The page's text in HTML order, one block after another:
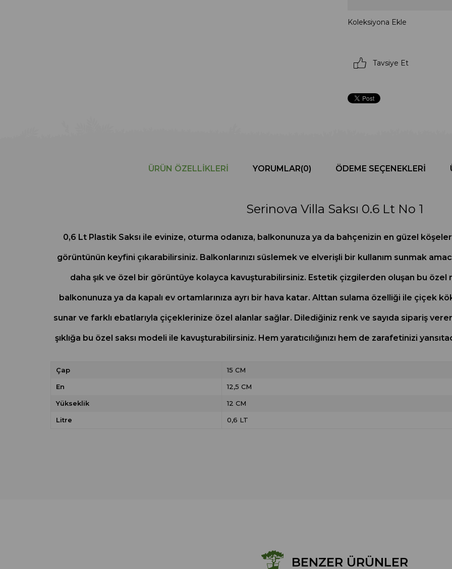
Koleksiyona Ekle
Tavsiye Et
ÜRÜN ÖZELLIKLERI YORUMLAR(0) ÖDEME SEÇENEKLERI
Serinova Villa Saksı 0.6 Lt No 1
0,6 Lt Plastik Saksı ile evinize, oturma odanıza, balkonunuza ya da bahçenizin en güzel
görüntünün keyfini çıkarabilirsiniz. Balkonlarınızı süslemek ve elverişli bir kullanım sunmak
daha şık ve özel bir görüntüye kolayca kavuşturabilirsiniz. Estetik çizgilerden oluşan bu
balkonunuza ya da kapalı ev ortamlarınıza ayrı bir hava katar. Alttan sulama özelliği ile çiçek
sunar ve farklı ebatlarıyla çiçeklerinize özel alanlar sağlar. Dilediğiniz renk ve sayıda sipariş
şıklığa bu özel saksı modeli ile kavuşturabilirsiniz. Hem yaratıcılığınızı hem de zarafetinizi
Çap 15 CM
En 12,5 CM
Yükseklik 12 CM
Litre 0,6 LT
BENZER ÜRÜNLER